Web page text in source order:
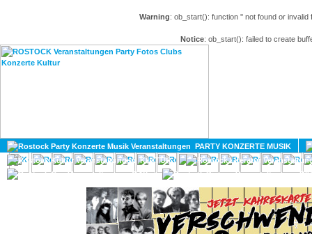
Warning: ob_start(): function '' not found or
Notice: ob_start(): failed to create
PARTY KONZERTE MUSIK
KULTUR
GAY